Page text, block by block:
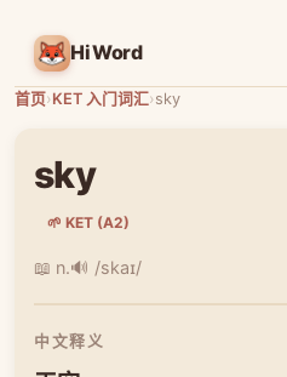
HiWord
首页›KET 入门词汇›sky
sky
🌱 KET (A2)
📖 n.🔊 /skaɪ/
中文释义